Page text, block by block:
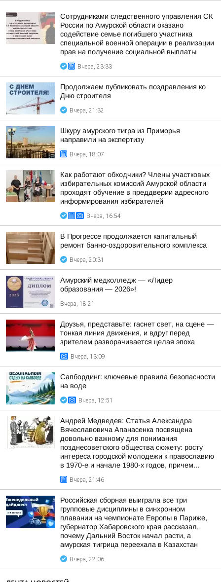
Сотрудниками следственного управления СК
России по Амурской области оказано
содействие семье погибшего участника
специальной военной операции в реализации
прав на получение социальной выплаты
Вчера, 23:33
Продолжаем публиковать поздравления ко
Дню строителя
Вчера, 21:32
Шкуру амурского тигра из Приморья
направили на экспертизу
Вчера, 18:07
Как работают обходчики? Члены участковых
избирательных комиссий Амурской области
проходят обучение в преддверии адресного
информирования избирателей
Вчера, 16:54
В Прогрессе продолжается капитальный
ремонт банно-оздоровительного комплекса
Вчера, 20:31
Амурский медколледж — «Лидер
образования — 2026»!
Вчера, 18:21
Друзья, представьте: гаснет свет, на сцене —
тонкая линия движения, и вдруг перед
зрителем разворачивается целая эпоха
Вчера, 13:09
Сапбординг: ключевые правила безопасности
на воде
Вчера, 12:51
Андрей Медведев: Статья Александра
Вячеславовича Апанасенка посвящена
довольно важному для понимания
позднесоветского общества сюжету: росту
интереса городской молодежи к православию
в 1970-е и начале 1980-х годов, причем...
Вчера, 21:46
Российская сборная выиграла все три
групповые дисциплины в синхронном
плавании на чемпионате Европы в Париже,
губернатор Хабаровского края рассказал,
почему Дальний Восток начал расти, а
амурская тигрица переехала в Казахстан
Вчера, 22:06